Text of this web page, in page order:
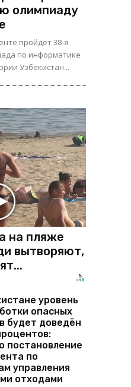
олимпиаду
пройдет 38-я
по информатике
Узбекистан...
на пляже
вытворяют,
уровень
опасных
будет доведён
постановление
по
управления
отходами